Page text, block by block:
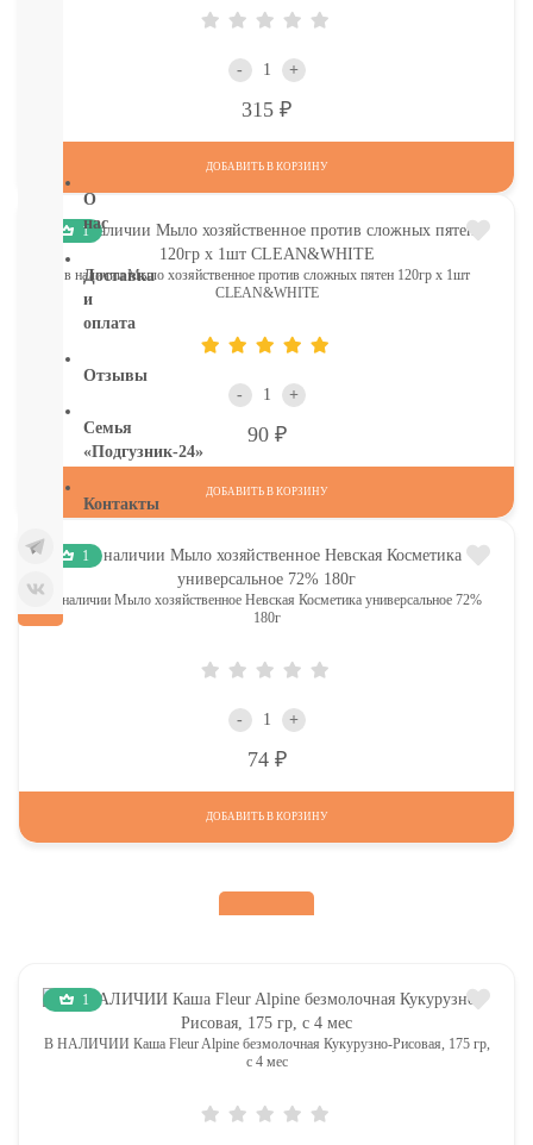
бумага
О
нас
Доставка
и
оплата
Отзывы
Семья
«Подгузник-24»
Контакты
- +
315
ДОБАВИТЬ В КОРЗИНУ
1
в наличии Мыло хозяйственное против сложных пятен 120гр х 1шт
CLEAN&WHITE
- +
90
ДОБАВИТЬ В КОРЗИНУ
1
в наличии Мыло хозяйственное Невская Косметика универсальное 72%
180г
- +
74
ДОБАВИТЬ В КОРЗИНУ
1
В НАЛИЧИИ Каша Fleur Alpine безмолочная Кукурузно-Рисовая, 175 гр,
с 4 мес